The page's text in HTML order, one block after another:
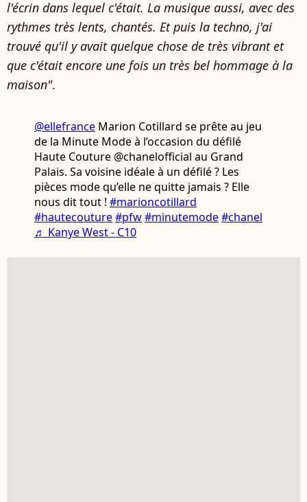
l'écrin dans lequel c'était. La musique aussi, avec des
rythmes très lents, chantés. Et puis la techno, j'ai
trouvé qu'il y avait quelque chose de très vibrant et
que c'était encore une fois un très bel hommage à la
maison".
@ellefrance Marion Cotillard se prête au jeu
de la Minute Mode à l’occasion du défilé
Haute Couture @chanelofficial au Grand
Palais. Sa voisine idéale à un défilé ? Les
pièces mode qu’elle ne quitte jamais ? Elle
nous dit tout ! #marioncotillard
#hautecouture#pfw#minutemode#chanel
♬ Kanye West - C10